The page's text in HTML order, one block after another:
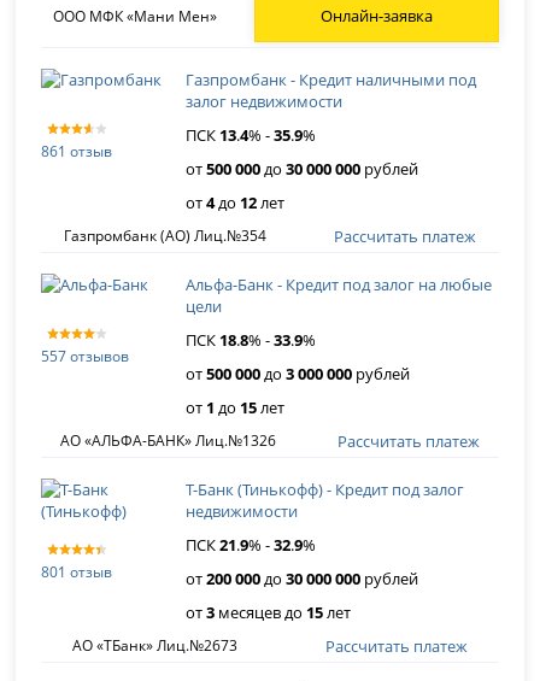
ООО МФК «Мани Мен» Онлайн-заявка
861 отзыв
Газпромбанк - Кредит наличными под
залог недвижимости
ПСК 13.4% -35.9%
от500 000до30 000 000 рублей
от4до 12лет
Газпромбанк (АО) Лиц.№354 Рассчитать платеж
557 отзывов
Альфа-Банк - Кредит под залог на любые
цели
ПСК 18.8% -33.9%
от500 000до3 000 000 рублей
от 1 до 15лет
АО «АЛЬФА-БАНК» Лиц.№1326 Рассчитать платеж
801 отзыв
Т-Банк (Тинькофф) - Кредит под залог
недвижимости
ПСК21.9% -32.9%
от200 000до30 000 000 рублей
от3 месяцев до 15лет
АО «ТБанк» Лиц.№2673 Рассчитать платеж